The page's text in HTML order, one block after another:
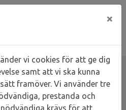
Lunds stad
Norra Fäladen
×
vi cookies för att ge dig
samt att vi ska kunna
framöver. Vi använder tre
prestanda och
krävs för att